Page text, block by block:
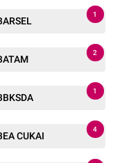
1
2
1
CUKAI
4